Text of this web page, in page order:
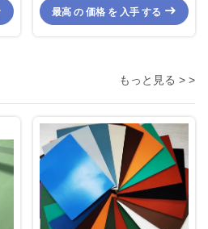
最高 の 価格 を 入手 する
もっと見る > >